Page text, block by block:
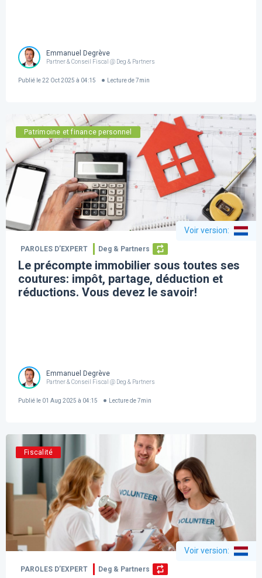
Emmanuel Degrève
Partner & Conseil Fiscal @ Deg & Partners
Publié le22 Oct 2025 à 04:15 Lecture de 7min
Patrimoine et finance personnel
Voir version:
PAROLES D’EXPERT Deg & Partners
Le précompte immobilier sous toutes ses
coutures: impôt, partage, déduction et
réductions. Vous devez le savoir!
Emmanuel Degrève
Partner & Conseil Fiscal @ Deg & Partners
Publié le 01 Aug 2025 à 04:15 Lecture de 7min
Fiscalité
Voir version:
PAROLES D’EXPERT Deg & Partners